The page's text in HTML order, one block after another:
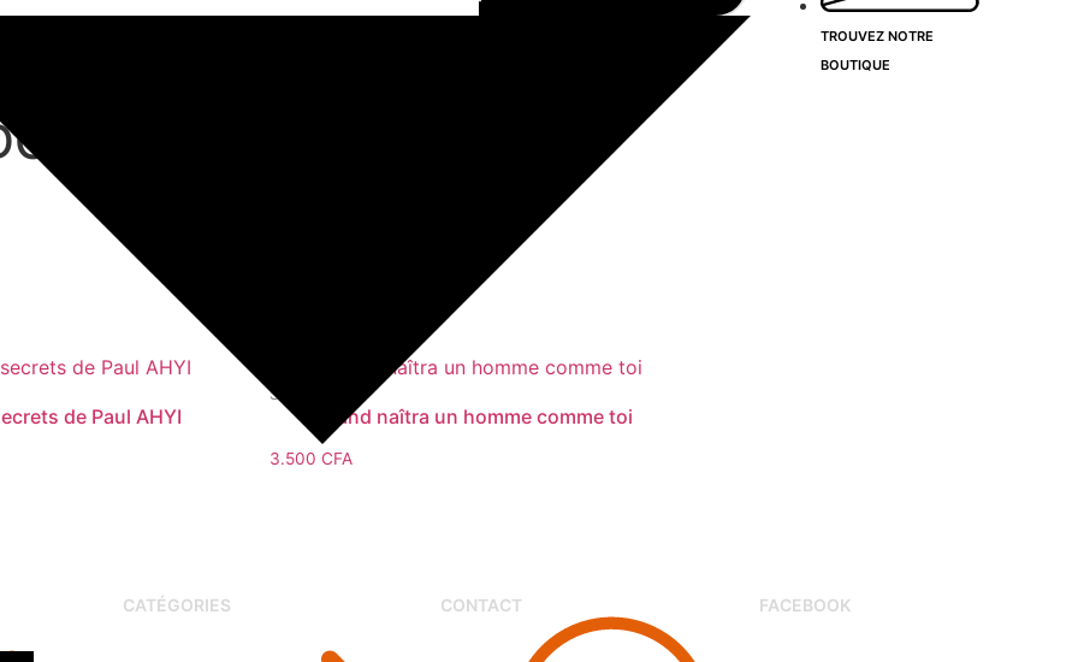
TROUVEZ NOTRE
BOUTIQUE
de Paul AHYI
Scriptorium
Quand naîtra un homme comme toi
3.500 CFA
CATÉGORIES CONTACT FACEBOOK